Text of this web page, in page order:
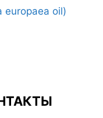
europaea oil)